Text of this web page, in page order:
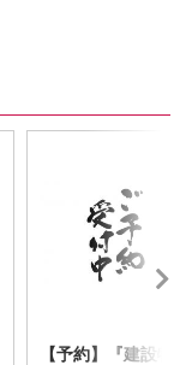
【予約】『建設物